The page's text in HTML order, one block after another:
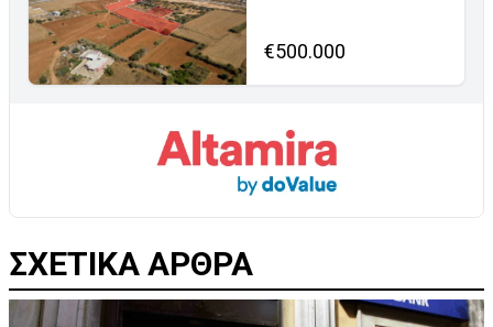
€500.000
ΣΧΕΤΙΚΑ ΑΡΘΡΑ